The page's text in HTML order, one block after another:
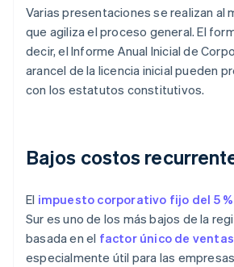
Varias presentaciones se realizan al
que agiliza el proceso general. El
decir, el Informe Anual Inicial de
arancel de la licencia inicial pueden
con los estatutos constitutivos.
Bajos costos
El impuesto corporativo fijo del 5 %
Sur es uno de los más bajos de la
basada en el factor único de ventas
especialmente útil para las